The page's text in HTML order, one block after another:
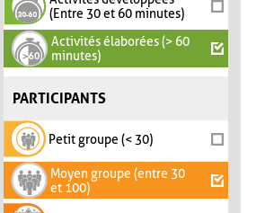
(Entre 30 et 60 minutes)
Activités élaborées (> 60
minutes)
PARTICIPANTS
Petit groupe (< 30)
Moyen groupe (entre 30
et 100)